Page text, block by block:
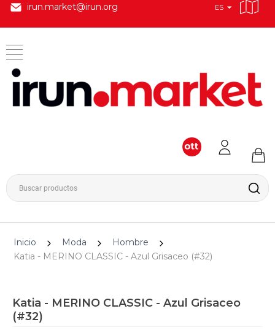
irun.market@irun.org ES
Inicio Moda
Hombre
Katia - MERINO CLASSIC - Azul Grisaceo (#32)
Katia - MERINO CLASSIC - Azul Grisaceo
(#32)